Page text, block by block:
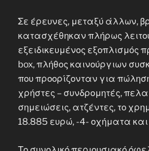
Σε έρευνες, μεταξύ άλλων,
κατασχέθηκαν πλήρως
εξειδικευμένος
box, πλήθος καινούργιων
που προορίζονταν για πώληση
χρήστες – συνδρομητές,
σημειώσεις, ατζέντες, το
18.885 ευρώ, -4- οχήματα και